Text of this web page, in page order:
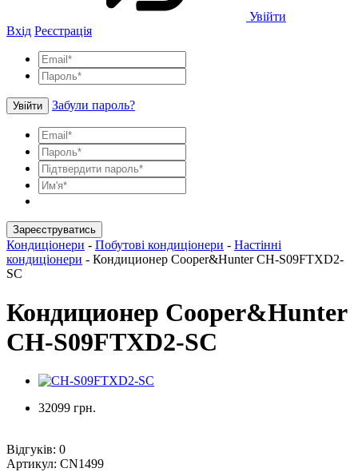
Увійти
Вхід Реєстрація
Увійти Забули пароль?
Зареєструватись
Кондиціонери - Побутові кондиціонери - Настінні
кондиціонери - Кондиционер Cooper&Hunter CH-S09FTXD2-
SC
Кондиционер Cooper&Hunter
CH-S09FTXD2-SC
32099 грн.
Відгуків: 0
Артикул: CN1499